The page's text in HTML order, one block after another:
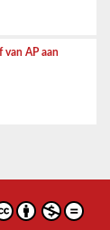
van AP aan